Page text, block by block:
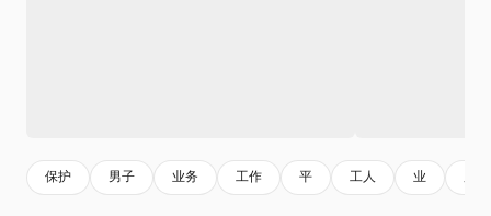
保护 男子 业务 工作 平 工人 业 服务